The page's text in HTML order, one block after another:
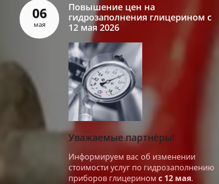
06
мая
Повышение цен на
гидрозаполнения глицерином с
12 мая 2026
Уважаемые партнёры!
Информируем вас об изменении
стоимости услуг по гидрозаполнению
приборов глицерином с 12 мая.